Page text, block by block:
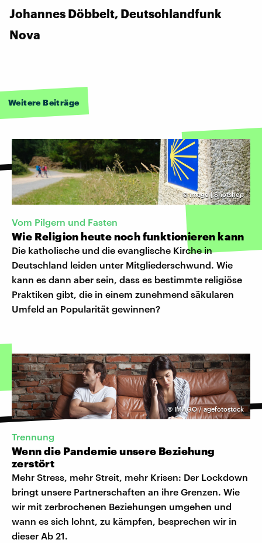
Johannes Döbbelt, Deutschlandfunk
Nova
Weitere Beiträge
©imago | Shotshop
Vom Pilgern und Fasten
Wie Religion heute noch funktionieren kann
Die katholische und die evanglische Kirche in
Deutschland leiden unter Mitgliederschwund. Wie
kann es dann aber sein, dass es bestimmte religiöse
Praktiken gibt, die in einem zunehmend säkularen
Umfeld an Popularität gewinnen?
© IMAGO / agefotostock
Trennung
Wenn die Pandemie unsere Beziehung
zerstört
Mehr Stress, mehr Streit, mehr Krisen: Der Lockdown
bringt unsere Partnerschaften an ihre Grenzen. Wie
wir mit zerbrochenen Beziehungen umgehen und
wann es sich lohnt, zu kämpfen, besprechen wir in
dieser Ab 21.